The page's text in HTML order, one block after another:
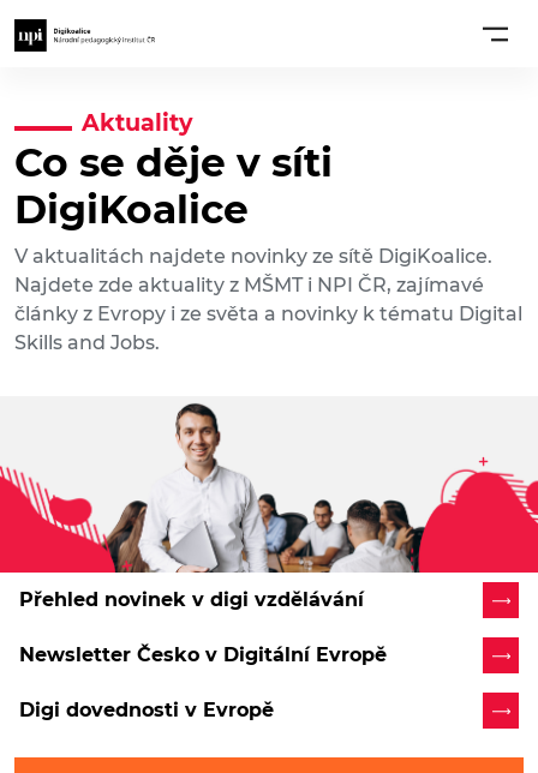
Aktuality
Co se děje v síti
DigiKoalice
V aktualitách najdete novinky ze sítě DigiKoalice.
Najdete zde aktuality z MŠMT i NPI ČR, zajímavé
články z Evropy i ze světa a novinky k tématu Digital
Skills and Jobs.
Přehled novinek v digi vzdělávání
Newsletter Česko v Digitální Evropě
Digi dovednosti v Evropě